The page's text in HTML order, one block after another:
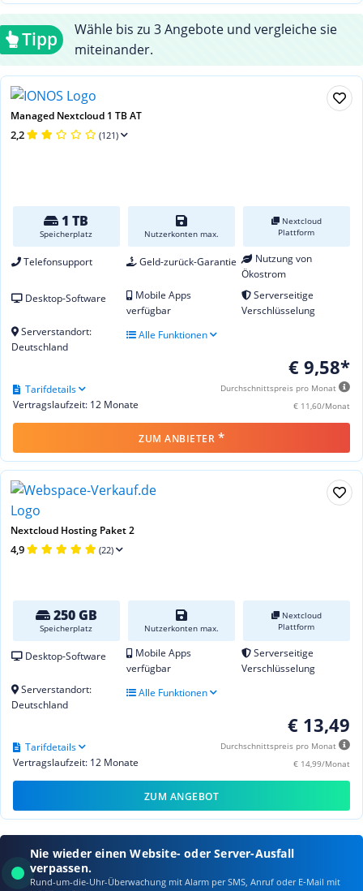
Tipp
Wähle bis zu 3 Angebote und vergleiche sie
miteinander.
Managed Nextcloud 1 TB AT
2,2 (121)
1 TB
Speicherplatz Nutzerkonten max.
Nextcloud
Plattform
Telefonsupport Geld-zurück-Garantie
Nutzung von
Ökostrom
Desktop-Software
Mobile Apps
verfügbar
Serverseitige
Verschlüsselung
Serverstandort:
Deutschland
Alle Funktionen
€ 9,58*
Durchschnittspreis pro Monat
€ 11,60/Monat
Vertragslaufzeit: 12 Monate
Tarifdetails
ZUM ANBIETER *
Nextcloud Hosting Paket 2
4,9 (22)
250 GB
Speicherplatz Nutzerkonten max.
Nextcloud
Plattform
Desktop-Software
Mobile Apps
verfügbar
Serverseitige
Verschlüsselung
Serverstandort:
Deutschland
Alle Funktionen
€ 13,49
Durchschnittspreis pro Monat
€ 14,99/Monat
Vertragslaufzeit: 12 Monate
Tarifdetails
ZUM ANGEBOT
Nie wieder einen Website- oder Server-Ausfall
verpassen.
Rund-um-die-Uhr-Überwachung mit Alarm per SMS, Anruf oder E‑Mail mit